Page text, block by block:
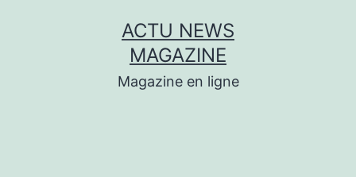
ACTU NEWS
MAGAZINE
Magazine en ligne